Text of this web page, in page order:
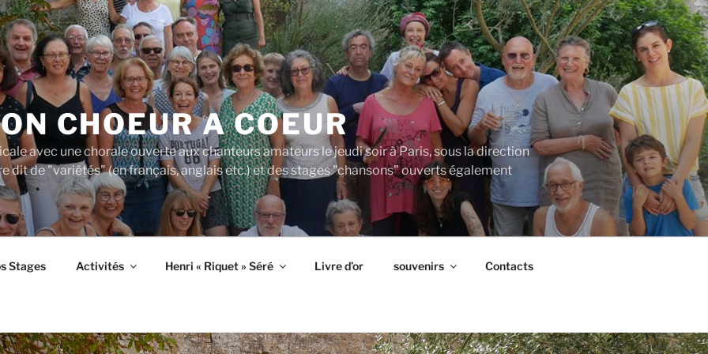
CHOEUR A COEUR
avec une chorale ouverte aux chanteurs amateurs le jeudi soir à Paris, sous la direction
dit de "variétés" (en français, anglais etc.) et des stages "chansons" ouverts également
Stages Activités Henri « Riquet » Séré Livre d’or souvenirs Contacts